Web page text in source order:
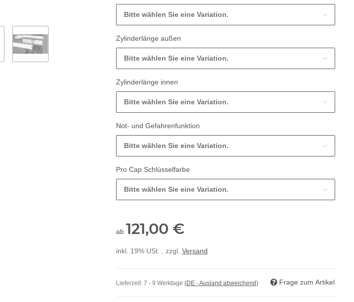
Bitte wählen Sie eine Variation.
Zylinderlänge außen
Bitte wählen Sie eine Variation.
Zylinderlänge innen
Bitte wählen Sie eine Variation.
Not- und Gefahrenfunktion
Bitte wählen Sie eine Variation.
Pro Cap Schlüsselfarbe
Bitte wählen Sie eine Variation.
ab 121,00 €
inkl. 19% USt. , zzgl. Versand
Lieferzeit: 7 - 9 Werktage (DE - Ausland abweichend) Frage zum Artikel